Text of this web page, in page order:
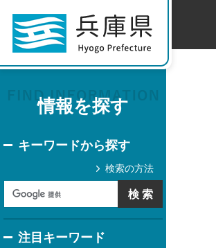
情報を探す
キーワードから探す
検索の方法
注目キーワード